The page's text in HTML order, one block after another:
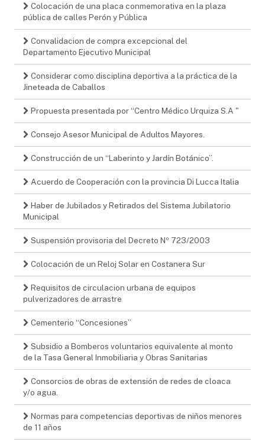
Colocación de una placa conmemorativa en la plaza
pública de calles Perón y Pública
Convalidacion de compra excepcional del
Departamento Ejecutivo Municipal
Considerar como disciplina deportiva a la práctica de la
Jineteada de Caballos
Propuesta presentada por “Centro Médico Urquiza S.A "
Consejo Asesor Municipal de Adultos Mayores.
Construcción de un “Laberinto y Jardín Botánico”.
Acuerdo de Cooperación con la provincia Di Lucca Italia
Haber de Jubilados y Retirados del Sistema Jubilatorio
Municipal
Suspensión provisoria del Decreto Nº 723/2003
Colocación de un Reloj Solar en Costanera Sur
Requisitos de circulacion urbana de equipos
pulverizadores de arrastre
Cementerio “Concesiones”
Subsidio a Bomberos voluntarios equivalente al monto
de la Tasa General Inmobiliaria y Obras Sanitarias
Consorcios de obras de extensión de redes de cloaca
y/o agua.
Normas para competencias deportivas de niños menores
de 11 años